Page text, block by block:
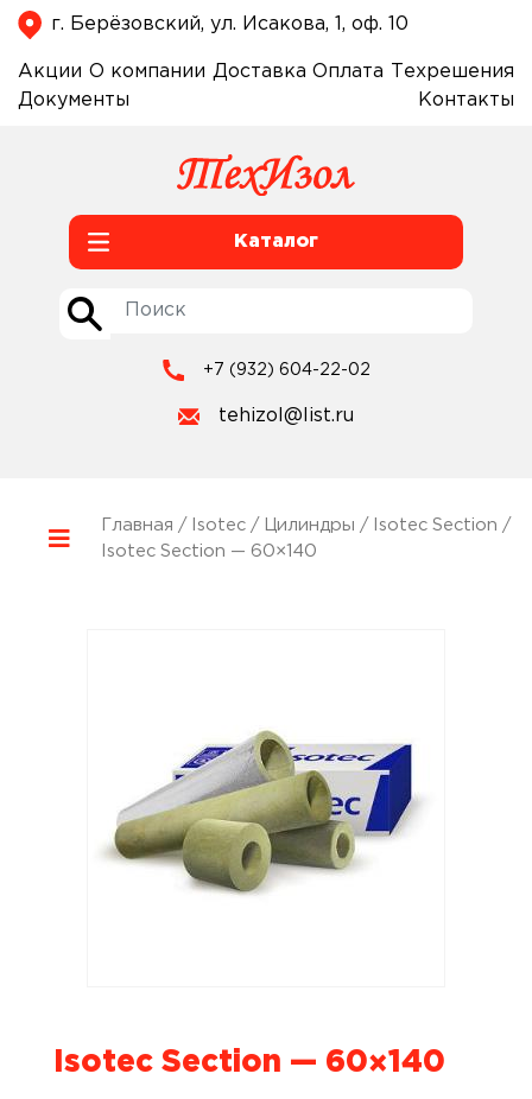
г. Берёзовский, ул. Исакова, 1, оф. 10
Акции О компании Доставка Оплата
Техрешения
Документы
Контакты
Каталог
+7 (932) 604-22-02
tehizol@list.ru
Главная / Isotec/ Цилиндры / Isotec Section /
Isotec Section — 60×140
Isotec Section — 60×140